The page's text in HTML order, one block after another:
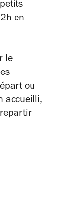
en
le
ou
accueilli,
repartir